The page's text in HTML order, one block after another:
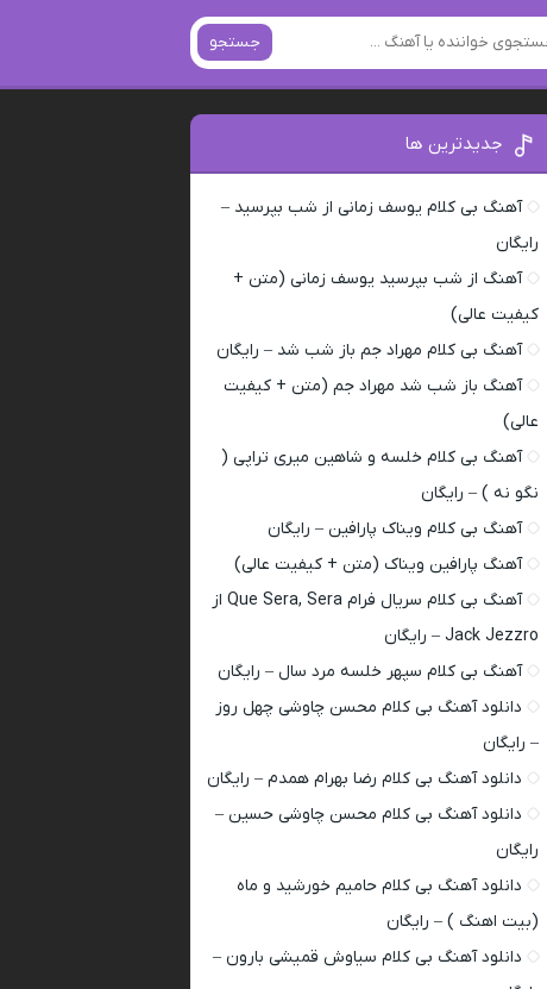
جستجو
جدیدترین ها
آهنگ بی کلام یوسف زمانی از شب بپرسید –
رایگان
آهنگ از شب بپرسید یوسف زمانی (متن +
کیفیت عالی)
آهنگ بی کلام مهراد جم باز شب شد – رایگان
آهنگ باز شب شد مهراد جم (متن + کیفیت
عالی)
آهنگ بی کلام خلسه و شاهین میری تراپی (
نگو نه ) – رایگان
آهنگ بی کلام ویناک پارافین – رایگان
آهنگ پارافین ویناک (متن + کیفیت عالی)
آهنگ بی کلام سریال فرام Que Sera, Sera از
Jack Jezzro – رایگان
آهنگ بی کلام سپهر خلسه مرد سال – رایگان
دانلود آهنگ بی کلام محسن چاوشی چهل روز
– رایگان
دانلود آهنگ بی کلام رضا بهرام همدم – رایگان
دانلود آهنگ بی کلام محسن چاوشی حسین –
رایگان
دانلود آهنگ بی کلام حامیم خورشید و ماه
(بیت اهنگ ) – رایگان
دانلود آهنگ بی کلام سیاوش قمیشی بارون –